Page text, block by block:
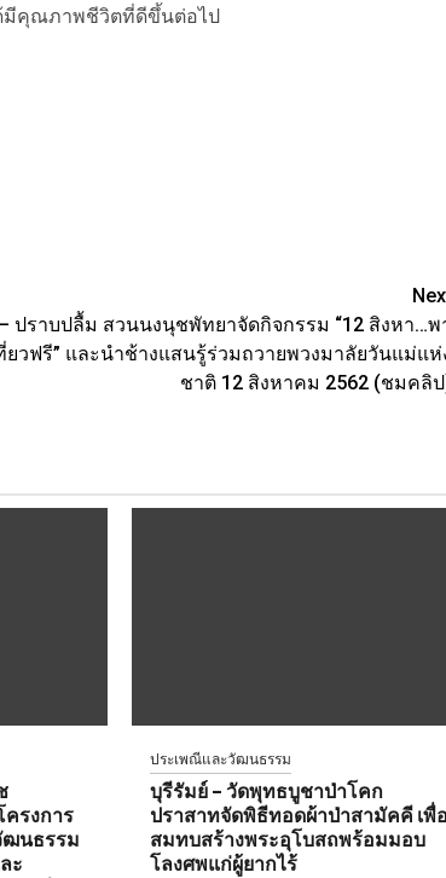
มีคุณภาพชีวิตที่ดีขึ้นต่อไป
ปราบปลื้ม สวนนงนุชพัทยาจัดกิจกรรม “12 สิงหา…พ
ยวฟรี” และนำช้างแสนรู้ร่วมถวายพวงมาลัยวันแม่แห่
ชาติ 12 สิงหาคม 2562 (ชมคลิ
ครงการ
ฒนธรรม
ะ
ประเพณีและวัฒนธรรม
บุรีรัมย์ – วัดพุทธบูชาป่าโคก
ปราสาทจัดพิธีทอดผ้าป่าสามัคคี เพื่อ
สมทบสร้างพระอุโบสถพร้อมมอบ
โลงศพแก่ผู้ยากไร้